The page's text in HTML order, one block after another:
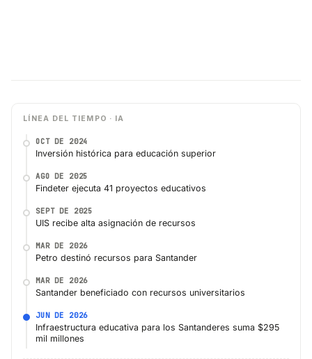
LÍNEA DEL TIEMPO · IA
OCT DE 2024
Inversión histórica para educación superior
AGO DE 2025
Findeter ejecuta 41 proyectos educativos
SEPT DE 2025
UIS recibe alta asignación de recursos
MAR DE 2026
Petro destinó recursos para Santander
MAR DE 2026
Santander beneficiado con recursos universitarios
JUN DE 2026
Infraestructura educativa para los Santanderes suma $295
mil millones